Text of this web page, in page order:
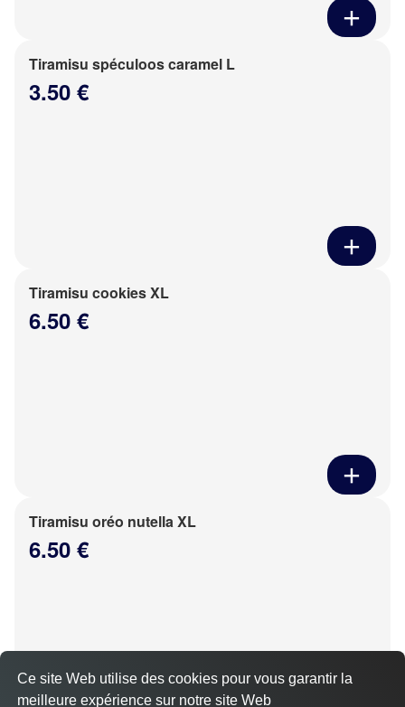
Tiramisu spéculoos caramel L
3.50 €
Tiramisu cookies XL
6.50 €
Tiramisu oréo nutella XL
6.50 €
Ce site Web utilise des cookies pour vous garantir la
meilleure expérience sur notre site Web